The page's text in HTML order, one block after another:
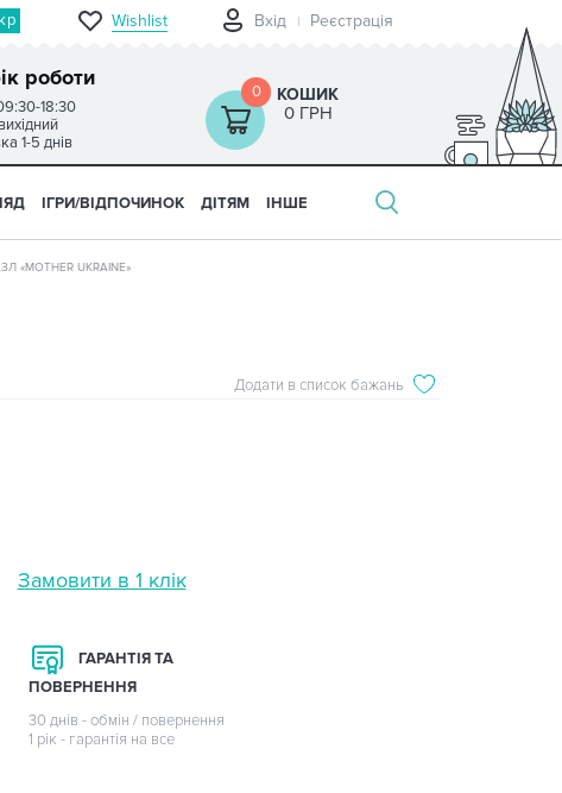
Wishlist Вхід Реєстрація
роботи
18:30
1-5 днів
0 КОШИК
0 ГРН
ІГРИ/ВІДПОЧИНОК ДІТЯМ ІНШЕ
«MOTHER UKRAINE»
Додати в список бажань
Замовити в 1 клік
ГАРАНТІЯ ТА
ПОВЕРНЕННЯ
30 днів - обмін / повернення
1 рік - гарантія на все